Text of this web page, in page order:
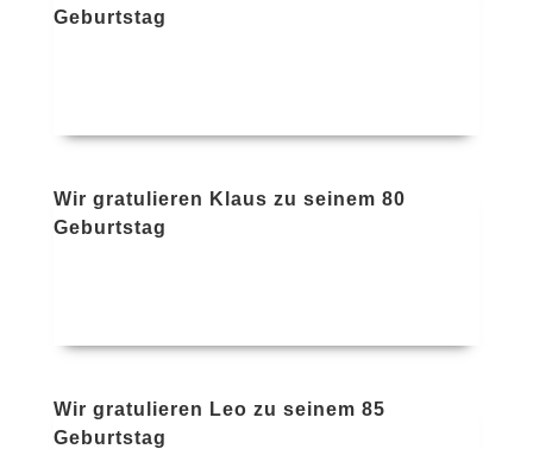
Geburtstag
Wir gratulieren Klaus zu seinem 80
Geburtstag
Wir gratulieren Leo zu seinem 85
Geburtstag